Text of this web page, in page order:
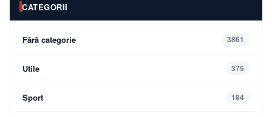
CATEGORII
Fără categorie 3861
Utile 375
Sport 184